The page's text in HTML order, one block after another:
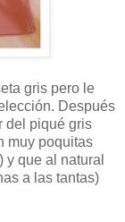
gris pero le
Después
del piqué gris
muy poquitas
que al natural
a las tantas)